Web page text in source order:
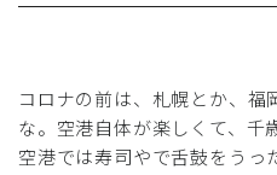
コロナの前は、札幌とか、福
な。空港自体が楽しくて、千
空港では寿司やで舌鼓をうっ